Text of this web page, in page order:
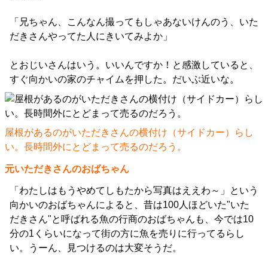
「兄ちゃん、こんなん撮ってもしゃあないけんのう、いた
だきさんやってた人にきいてみよか」
とおじいさんはいう。いいんですか！と感激していると、
すぐ向かいの家のチャイムを押した。だいぶ近いな。
屋根があるのがいただきさんの横付け（サイドカー）らし
い。長時間外にとどまって売るのだろう。
元いただきさんのおばちゃん
「わたしはもうやめてしもたから写真はええわ～」という
向かいのおばちゃんによると、昔は100人ほどいた"いた
だきさん"と呼ばれる魚の行商のおばちゃんも、今では10
分の1くらいになって街の方に魚を売りに行ってるらし
い。うーん、見つけるのは大変そうだ。